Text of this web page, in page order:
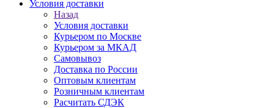
Условия доставки
Назад
Условия доставки
Курьером по Москве
Курьером за МКАД
Самовывоз
Доставка по России
Оптовым клиентам
Розничным клиентам
Расчитать СДЭК